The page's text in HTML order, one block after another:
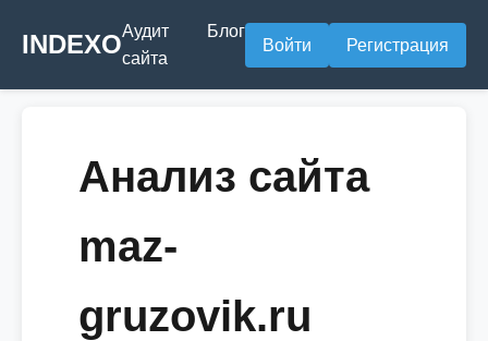
INDEXOАудит
сайта
Блог
Войти Регистрация
Анализ сайта
maz-
gruzovik.ru